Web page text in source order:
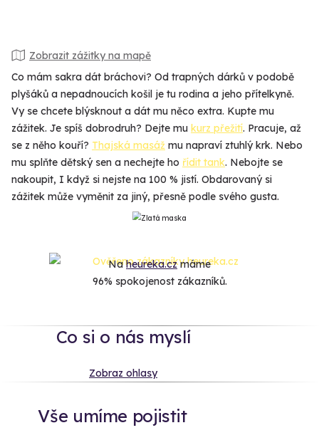
Zobrazit zážitky na mapě
Co mám sakra dát bráchovi? Od trapných dárků v podobě
plyšáků a nepadnoucích košil je tu rodina a jeho přítelkyně.
Vy se chcete blýsknout a dát mu něco extra. Kupte mu
zážitek. Je spíš dobrodruh? Dejte mu kurz přežití. Pracuje, až
se z něho kouří? Thajská masáž mu napraví ztuhlý krk. Nebo
mu splňte dětský sen a nechejte ho řídit tank. Nebojte se
nakoupit, I když si nejste na 100 % jistí. Obdarovaný si
zážitek může vyměnit za jiný, přesně podle svého gusta.
Naheureka.czmáme
96% spokojenost zákazníků.
Co si o nás myslí
Zobraz ohlasy
Vše umíme pojistit